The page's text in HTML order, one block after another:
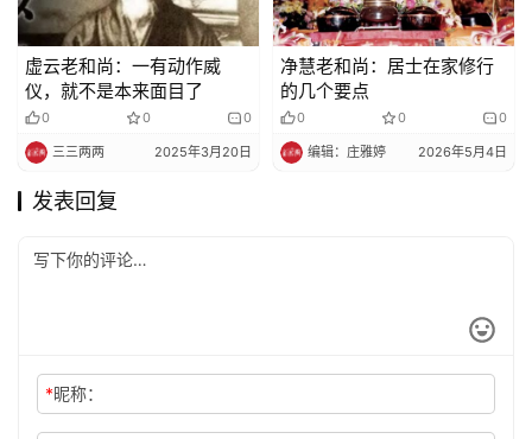
虚云老和尚：一有动作威
仪，就不是本来面目了
0 0 0
三三两两 2025年3月20日
净慧老和尚：居士在家修行
的几个要点
0 0 0
编辑：庄雅婷 2026年5月4日
发表回复
*昵称：